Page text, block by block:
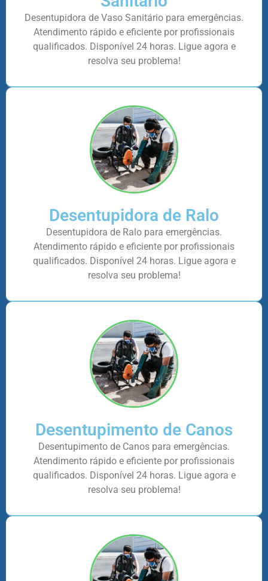
Desentupidora de Vaso Sanitário para emergências.
Atendimento rápido e eficiente por profissionais
qualificados. Disponível 24 horas. Ligue agora e
resolva seu problema!
Desentupidora de Ralo
Desentupidora de Ralo para emergências.
Atendimento rápido e eficiente por profissionais
qualificados. Disponível 24 horas. Ligue agora e
resolva seu problema!
Desentupimento de Canos
Desentupimento de Canos para emergências.
Atendimento rápido e eficiente por profissionais
qualificados. Disponível 24 horas. Ligue agora e
resolva seu problema!